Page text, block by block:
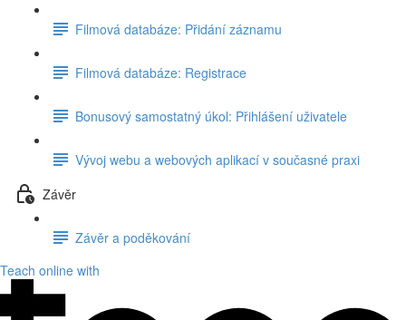
Filmová databáze: Přidání záznamu
Filmová databáze: Registrace
Bonusový samostatný úkol: Přihlášení uživatele
Vývoj webu a webových aplikací v současné praxi
Závěr
Závěr a poděkování
Teach online with